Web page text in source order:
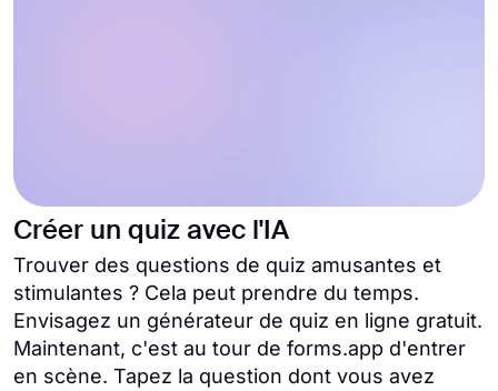
Créer un quiz avec l'IA
Trouver des questions de quiz amusantes et
stimulantes ? Cela peut prendre du temps.
Envisagez un générateur de quiz en ligne gratuit.
Maintenant, c'est au tour de forms.app d'entrer
en scène. Tapez la question dont vous avez